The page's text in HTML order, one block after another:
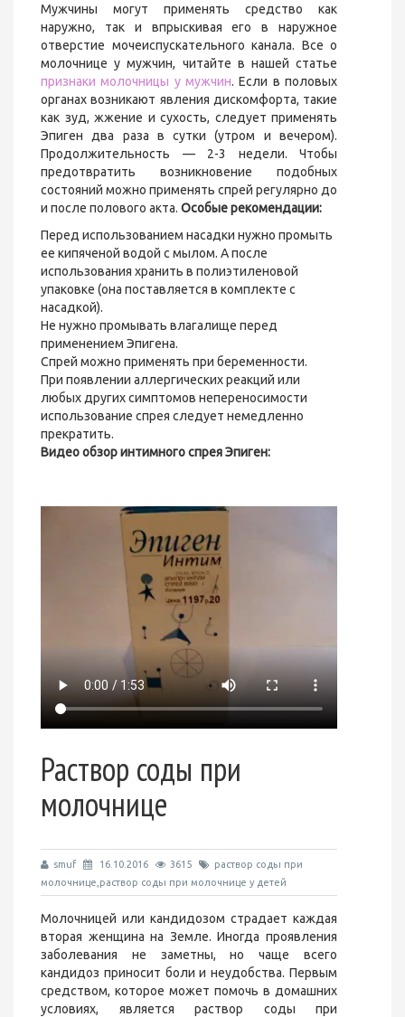
Мужчины могут применять средство как
наружно, так и впрыскивая его в наружное
отверстие мочеиспускательного канала. Все о
молочнице у мужчин, читайте в нашей статье
признаки молочницы у мужчин. Если в половых
органах возникают явления дискомфорта, такие
как зуд, жжение и сухость, следует применять
Эпиген два раза в сутки (утром и вечером).
Продолжительность — 2-3 недели. Чтобы
предотвратить возникновение подобных
состояний можно применять спрей регулярно до
и после полового акта. Особые рекомендации:
Перед использованием насадки нужно промыть
ее кипяченой водой с мылом. А после
использования хранить в полиэтиленовой
упаковке (она поставляется в комплекте с
насадкой).
Не нужно промывать влагалище перед
применением Эпигена.
Спрей можно применять при беременности.
При появлении аллергических реакций или
любых других симптомов непереносимости
использование спрея следует немедленно
прекратить.
Видео обзор интимного спрея Эпиген:
Раствор соды при
молочнице
smuf 16.10.2016 3615
раствор соды при
молочнице,раствор соды при молочнице у детей
Молочницей или кандидозом страдает каждая
вторая женщина на Земле. Иногда проявления
заболевания не заметны, но чаще всего
кандидоз приносит боли и неудобства. Первым
средством, которое может помочь в домашних
условиях, является раствор соды при